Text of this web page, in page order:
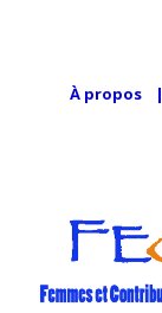
À propos |